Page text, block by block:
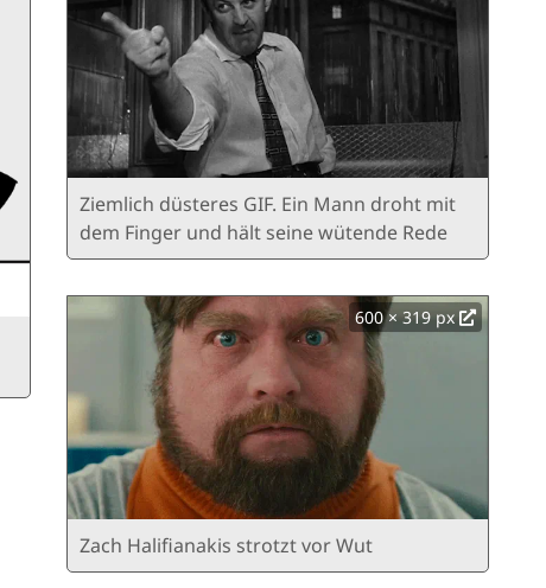
Ziemlich düsteres GIF. Ein Mann droht mit
dem Finger und hält seine wütende Rede
600 × 319 px
Zach Halifianakis strotzt vor Wut